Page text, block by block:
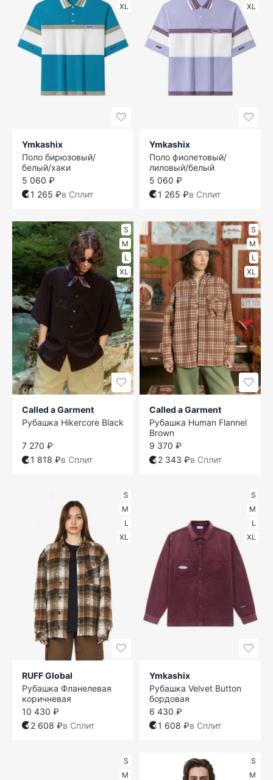
XL
Ymkashix
Поло бирюзовый/
белый/хаки
5 060 ₽
1 265 ₽в Сплит
XL
Ymkashix
Поло фиолетовый/
лиловый/белый
5 060 ₽
1 265 ₽в Сплит
S
M
L
XL
Called a Garment
Рубашка Hikercore Black
7 270 ₽
1 818 ₽в Сплит
S
M
L
XL
Called a Garment
Рубашка Human Flannel
Brown
9 370 ₽
2 343 ₽в Сплит
S
M
L
XL
RUFF Global
Рубашка Фланелевая
коричневая
10 430 ₽
2 608 ₽в Сплит
S
M
L
XL
Ymkashix
Рубашка Velvet Button
бордовая
6 430 ₽
1 608 ₽в Сплит
S
M
S
M